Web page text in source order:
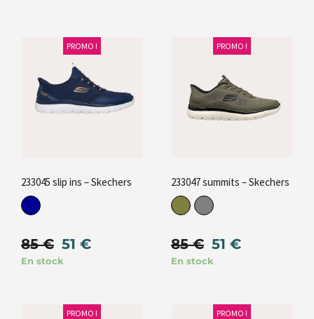
PROMO !
233045 slip ins – Skechers
85€ 51 €
En stock
PROMO !
233047 summits – Skechers
85€ 51 €
En stock
PROMO ! PROMO !